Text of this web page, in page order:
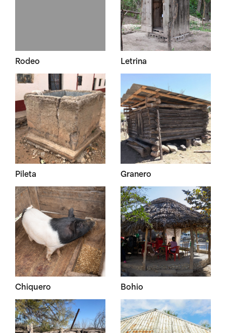
Rodeo Letrina
Pileta Granero
Chiquero Bohio